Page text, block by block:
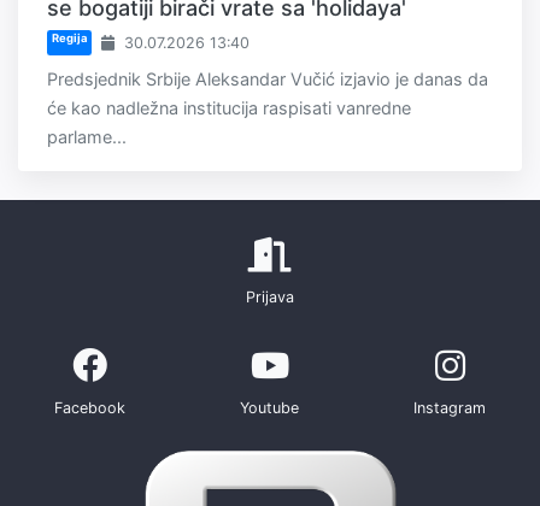
se bogatiji birači vrate sa 'holidaya'
Regija 30.07.2026 13:40
Predsjednik Srbije Aleksandar Vučić izjavio je danas da
će kao nadležna institucija raspisati vanredne
parlame...
Prijava
Facebook Youtube Instagram